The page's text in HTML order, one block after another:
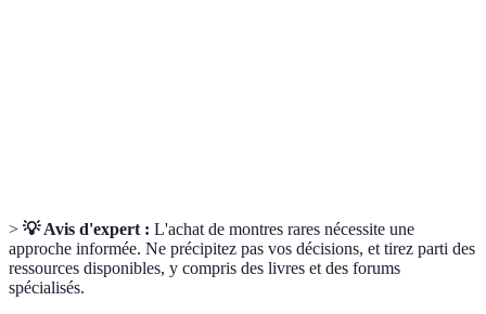
> 💡 Avis d'expert : L'achat de montres rares nécessite une
approche informée. Ne précipitez pas vos décisions, et tirez parti des
ressources disponibles, y compris des livres et des forums
spécialisés.